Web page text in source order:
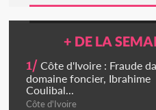
+ DE LA
1/ Côte d'Ivoire : Fraude
domaine foncier, Ibrahime
Coulibal...
Côte d'Ivoire